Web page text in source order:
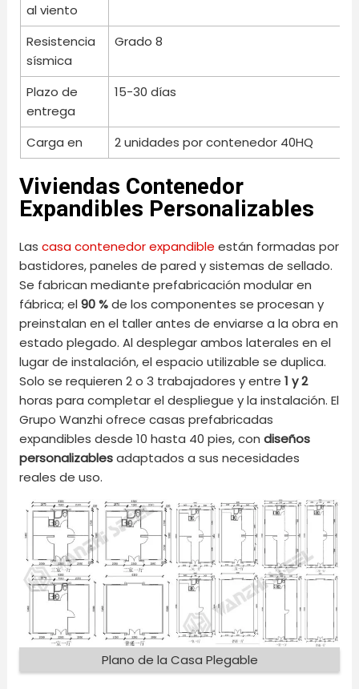
al viento
Resistencia
sísmica
Grado 8
Plazo de
entrega
15-30 días
Carga en 2 unidades por contenedor 40HQ
Viviendas Contenedor
Expandibles Personalizables
Lascasa contenedor expandible están formadas por
bastidores, paneles de pared y sistemas de sellado.
Se fabrican mediante prefabricación modular en
fábrica; el90 %de los componentes se procesan y
preinstalan en el taller antes de enviarse a la obra en
estado plegado. Al desplegar ambos laterales en el
lugar de instalación, el espacio utilizable se duplica.
Solo se requieren 2 o 3 trabajadores y entre1 y 2
horas para completar el despliegue y la instalación. El
Grupo Wanzhi ofrece casas prefabricadas
expandibles desde 10 hasta 40 pies, condiseños
personalizablesadaptados a sus necesidades
reales de uso.
Plano de la Casa Plegable